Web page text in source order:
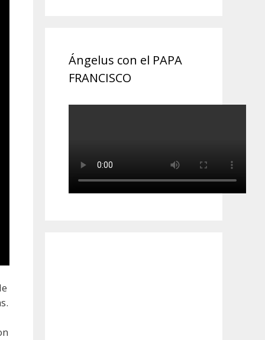
Ángelus con el PAPA
FRANCISCO